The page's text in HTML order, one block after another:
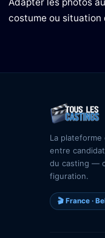
costume ou situation
La
entre
du casting —
figuration.
🎬 France ·